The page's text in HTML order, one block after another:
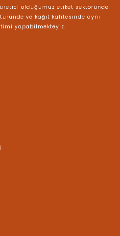
olduğumuz etiket sektöründe
ve kağıt kalitesinde aynı
yapabilmekteyiz.